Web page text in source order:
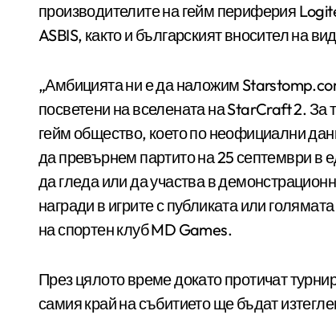
производителите на гейм периферия
ASBIS, както и българският вносител на
„Амбицията ни е да наложим
посветени на вселената на StarCraft 2. За
гейм общество, което по неофициални
да превърнем партито на 25 септември в
да гледа или да участва в
награди в игрите с публиката или
на спортен клуб MD Games.
През цялото време докато протичат
самия край на събитието ще бъдат